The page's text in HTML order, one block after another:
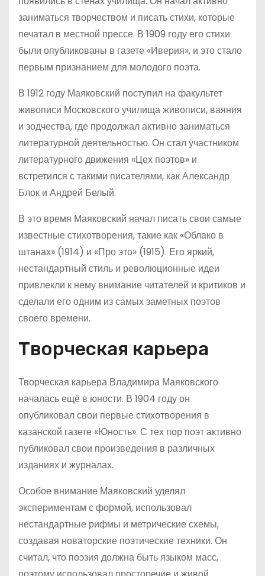
заниматься творчеством и писать стихи, которые
печатал в местной прессе. В 1909 году его стихи
были опубликованы в газете «Иверия», и это стало
первым признанием для молодого поэта.
В 1912 году Маяковский поступил на факультет
живописи Московского училища живописи, ваяния
и зодчества, где продолжал активно заниматься
литературной деятельностью. Он стал участником
литературного движения «Цех поэтов» и
встретился с такими писателями, как Александр
Блок и Андрей Белый.
В это время Маяковский начал писать свои самые
известные стихотворения, такие как «Облако в
штанах» (1914) и «Про это» (1915). Его яркий,
нестандартный стиль и революционные идеи
привлекли к нему внимание читателей и критиков и
сделали его одним из самых заметных поэтов
своего времени.
Творческая карьера
Творческая карьера Владимира Маяковского
началась ещё в юности. В 1904 году он
опубликовал свои первые стихотворения в
казанской газете «Юность». С тех пор поэт активно
публиковал свои произведения в различных
изданиях и журналах.
Особое внимание Маяковский уделял
экспериментам с формой, использовал
нестандартные рифмы и метрические схемы,
создавая новаторские поэтические техники. Он
считал, что поэзия должна быть языком масс,